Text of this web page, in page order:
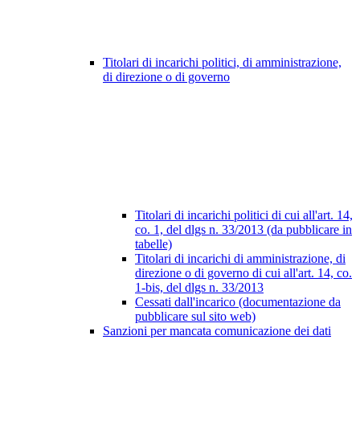
Titolari di incarichi politici, di amministrazione,
di direzione o di governo
Titolari di incarichi politici di cui all'art. 14,
co. 1, del dlgs n. 33/2013 (da pubblicare in
tabelle)
Titolari di incarichi di amministrazione, di
direzione o di governo di cui all'art. 14, co.
1-bis, del dlgs n. 33/2013
Cessati dall'incarico (documentazione da
pubblicare sul sito web)
Sanzioni per mancata comunicazione dei dati